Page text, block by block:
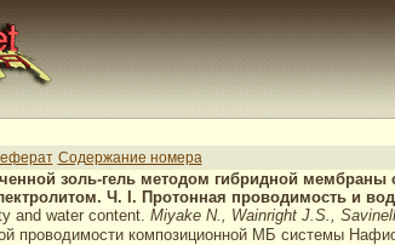
Содержание номера
золь-гель методом гибридной
Ч. I. Протонная проводимость и
and water content. Miyake N., Wainright J.S.,
проводимости композиционной МБ системы